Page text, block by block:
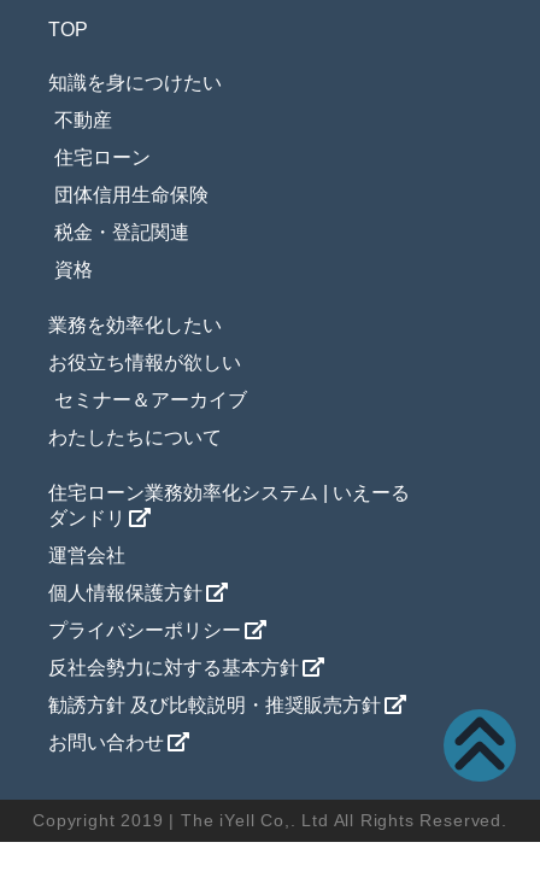
TOP
知識を身につけたい
不動産
住宅ローン
団体信用生命保険
税金・登記関連
資格
業務を効率化したい
お役立ち情報が欲しい
セミナー＆アーカイブ
わたしたちについて
住宅ローン業務効率化システム | いえーる
ダンドリ
運営会社
個人情報保護方針
プライバシーポリシー
反社会勢力に対する基本方針
勧誘方針 及び比較説明・推奨販売方針
お問い合わせ
Copyright 2019 | The iYell Co,. Ltd All Rights Reserved.